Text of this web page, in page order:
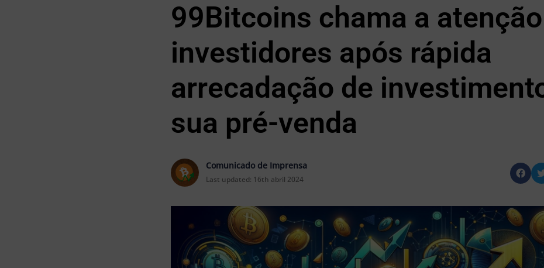
99Bitcoins chama a
investidores após rápida
arrecadação de
sua pré-venda
Comunicado de Imprensa
Last updated: 16th abril 2024